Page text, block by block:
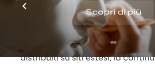
Scopri di più
Le attività di ispezione
diventando sempre più
soprattutto in contesti in cui gli
distribuiti su siti estesi, la